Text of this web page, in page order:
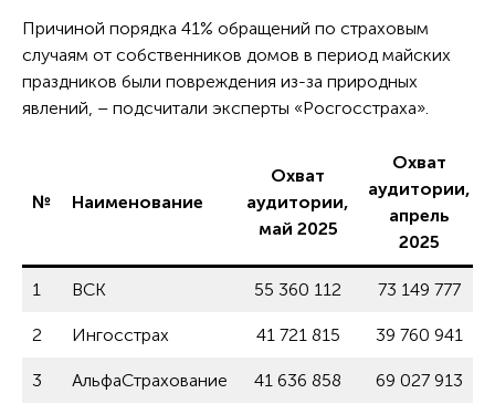
Причиной порядка 41% обращений по страховым
случаям от собственников домов в период майских
праздников были повреждения из-за природных
явлений, – подсчитали эксперты «Росгосстраха».
№ Наименование
Охват
аудитории,
май 2025
Охват
аудитории,
апрель
2025
1 ВСК 55 360 112 73 149 777
2 Ингосстрах 41 721 815 39 760 941
3 АльфаСтрахование 41 636 858 69 027 913